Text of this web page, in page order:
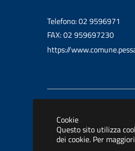
Cookie
Questo sito utilizza
dei cookie. Per
Telefono: 02 9596971
FAX: 02 959697230
https://